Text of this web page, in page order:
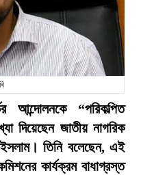
আন্দোলনকে “পরিকল্পিত
দিয়েছেন জাতীয় নাগরিক
ইসলাম। তিনি বলেছেন, এই
কার্যক্রম বাধাগ্রস্ত